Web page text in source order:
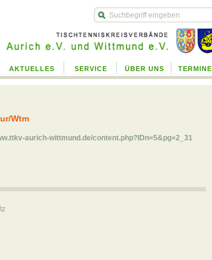
AKTUELLES SERVICE ÜBER UNS TERMINE
Wtm
aurich-wittmund.de/content.php?IDn=5&pg=2_31